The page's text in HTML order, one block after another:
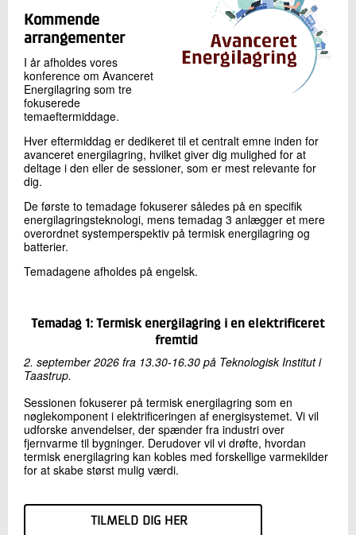
Kommende
arrangementer
I år afholdes vores
konference om Avanceret
Energilagring som tre
fokuserede
temaeftermiddage.
Hver eftermiddag er dedikeret til et centralt emne inden for
avanceret energilagring, hvilket giver dig mulighed for at
deltage i den eller de sessioner, som er mest relevante for
dig.
De første to temadage fokuserer således på en specifik
energilagringsteknologi, mens temadag 3 anlægger et mere
overordnet systemperspektiv på termisk energilagring og
batterier.
Temadagene afholdes på engelsk.
Temadag 1: Termisk energilagring i en elektrificeret
fremtid
2. september 2026 fra 13.30-16.30 på Teknologisk Institut i
Taastrup.
Sessionen fokuserer på termisk energilagring som en
nøglekomponent i elektrificeringen af energisystemet. Vi vil
udforske anvendelser, der spænder fra industri over
fjernvarme til bygninger. Derudover vil vi drøfte, hvordan
termisk energilagring kan kobles med forskellige varmekilder
for at skabe størst mulig værdi.
TILMELD DIG HER